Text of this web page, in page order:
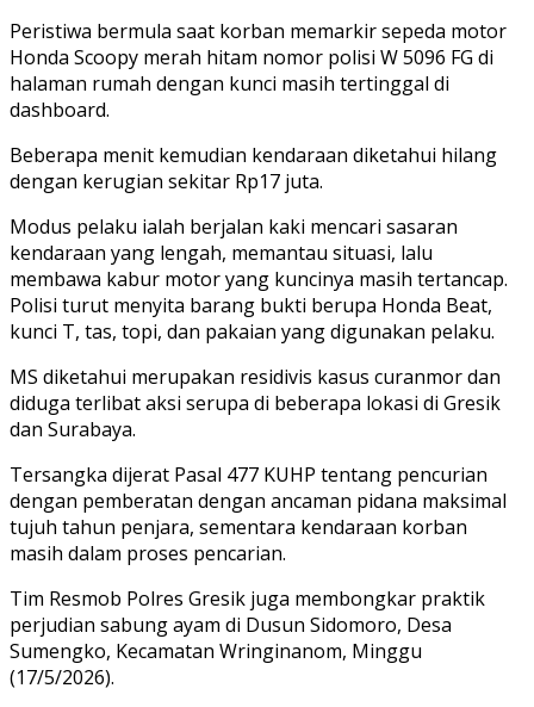
Peristiwa bermula saat korban memarkir sepeda motor
Honda Scoopy merah hitam nomor polisi W 5096 FG di
halaman rumah dengan kunci masih tertinggal di
dashboard.
Beberapa menit kemudian kendaraan diketahui hilang
dengan kerugian sekitar Rp17 juta.
Modus pelaku ialah berjalan kaki mencari sasaran
kendaraan yang lengah, memantau situasi, lalu
membawa kabur motor yang kuncinya masih tertancap.
Polisi turut menyita barang bukti berupa Honda Beat,
kunci T, tas, topi, dan pakaian yang digunakan pelaku.
MS diketahui merupakan residivis kasus curanmor dan
diduga terlibat aksi serupa di beberapa lokasi di Gresik
dan Surabaya.
Tersangka dijerat Pasal 477 KUHP tentang pencurian
dengan pemberatan dengan ancaman pidana maksimal
tujuh tahun penjara, sementara kendaraan korban
masih dalam proses pencarian.
Tim Resmob Polres Gresik juga membongkar praktik
perjudian sabung ayam di Dusun Sidomoro, Desa
Sumengko, Kecamatan Wringinanom, Minggu
(17/5/2026).